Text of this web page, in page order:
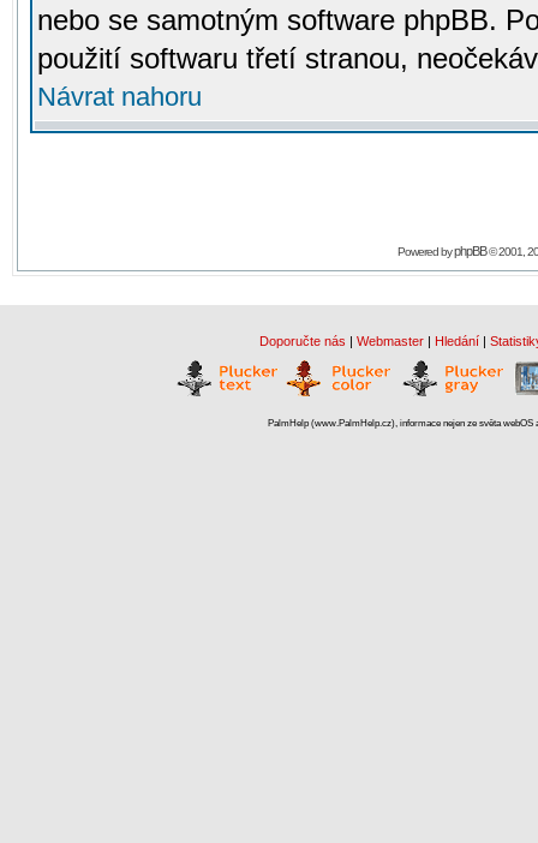
nebo se samotným software phpBB.
použití softwaru třetí stranou,
Návrat nahoru
Powered byphpBB© 2001,
Doporučte nás | Webmaster | Hledání |
PalmHelp (www.PalmHelp.cz), informace nejen ze světa